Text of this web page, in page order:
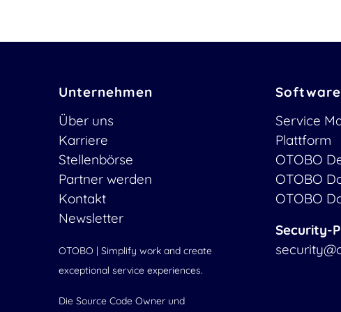
Unternehmen
Über uns
Karriere
Stellenbörse
Partner werden
Kontakt
Newsletter
OTOBO | Simplify work and create
exceptional service experiences.
Die Source Code Owner und
Software
Service
Plattform
OTOBO
OTOBO
OTOBO
Security-